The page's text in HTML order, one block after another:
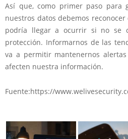
Así que, como primer paso para
nuestros datos debemos
podría llegar a ocurrir si no se
protección. Informarnos de las
va a permitir mantenernos
afecten nuestra información.
Fuente:https://